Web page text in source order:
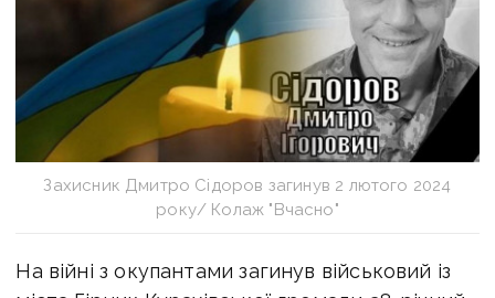
Захисник Дмитро Сідоров загинув 2 лютого 2024
року/ Колаж "Вчасно"
На війні з окупантами загинув військовий із